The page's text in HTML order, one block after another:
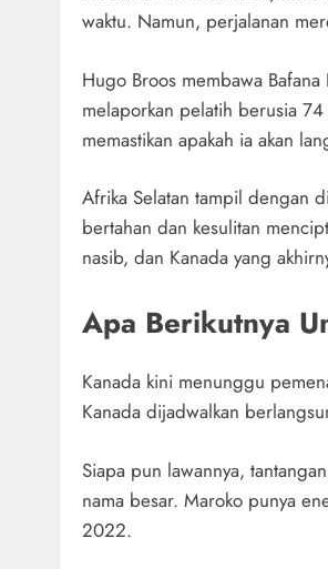
waktu. Namun, perjalanan
Hugo Broos membawa
melaporkan pelatih berusia
memastikan apakah ia akan
Afrika Selatan tampil dengan
bertahan dan kesulitan
nasib, dan Kanada yang
Apa Berikutnya
Kanada kini menunggu
Kanada dijadwalkan
Siapa pun lawannya,
nama besar. Maroko punya
2022.